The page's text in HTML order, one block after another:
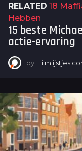
RELATED 18
Hebben
15 beste
actie-ervaring
by